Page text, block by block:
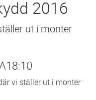
2016
ut i monter
vi ställer ut i monter